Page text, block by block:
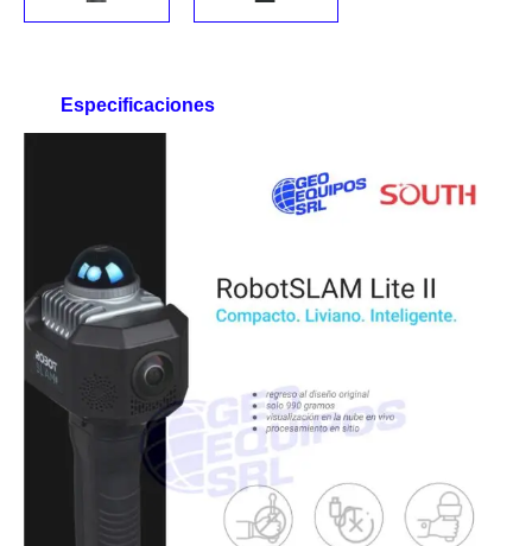
Especificaciones